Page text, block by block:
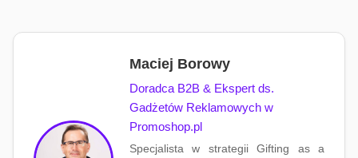
Maciej Borowy
Doradca B2B & Ekspert ds.
Gadżetów Reklamowych w
Promoshop.pl
Specjalista w strategii Gifting as a